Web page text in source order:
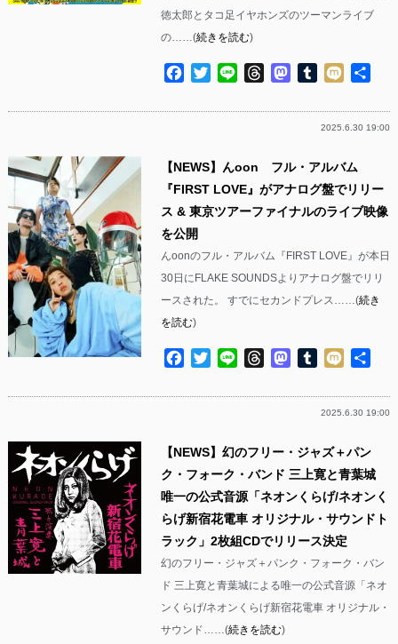
徳太郎とタコ足イヤホンズのツーマンライブ
の……(続きを読む)
Facebook
TwitterLine ThreadsMastodon
Tumblr
Mixi
2025.6.30 19:00
【NEWS】んoon フル・アルバム
『FIRST LOVE』がアナログ盤でリリー
ス & 東京ツアーファイナルのライブ映像
を公開
んoonのフル・アルバム『FIRST LOVE』が本日
30日にFLAKE SOUNDSよりアナログ盤でリリ
ースされた。 すでにセカンドプレス……(続き
を読む)
Facebook
TwitterLine ThreadsMastodon
Tumblr
Mixi
2025.6.30 19:00
【NEWS】幻のフリー・ジャズ＋パン
ク・フォーク・バンド 三上寛と青葉城
唯一の公式音源「ネオンくらげ/ネオンく
らげ新宿花電車 オリジナル・サウンドト
ラック」2枚組CDでリリース決定
幻のフリー・ジャズ＋パンク・フォーク・バン
ド 三上寛と青葉城による唯一の公式音源「ネオ
ンくらげ/ネオンくらげ新宿花電車 オリジナル・
サウンド……(続きを読む)